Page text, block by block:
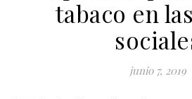
tabaco en
junio 7, 2019